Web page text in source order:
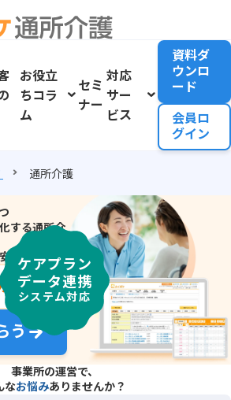
お役立
ちコラ
ム
セミ
ナー
対応
サー
ビス
資料ダ
ウンロ
ード
会員ロ
グイン
通所介護
する通所介
安心サポート
る
う
ケアプラン
データ連携
システム対応
事業所の運営で、
なお悩みありませんか？